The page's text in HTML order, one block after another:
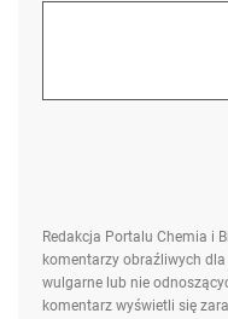
Redakcja Portalu Chemia i
komentarzy obraźliwych
wulgarne lub nie
komentarz wyświetli się